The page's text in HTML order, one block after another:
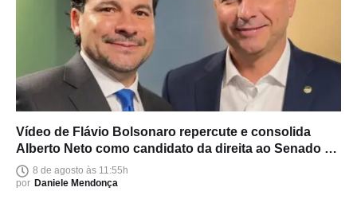
Vídeo de Flávio Bolsonaro repercute e consolida
Alberto Neto como candidato da direita ao Senado no
Amazonas
8 de agosto às 11:55h
por Daniele Mendonça